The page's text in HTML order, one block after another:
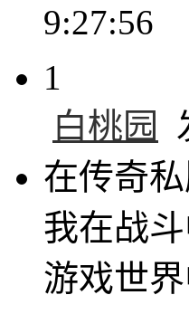
9:27:56
1
白桃园
在传奇
我在战
游戏世